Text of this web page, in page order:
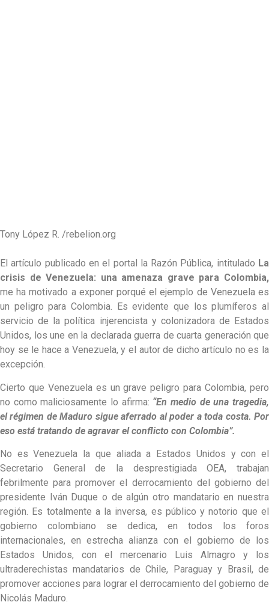
Tony López R. /rebelion.org
El artículo publicado en el portal la Razón Pública, intitulado La
crisis de Venezuela: una amenaza grave para Colombia,
me ha motivado a exponer porqué el ejemplo de Venezuela es
un peligro para Colombia. Es evidente que los plumíferos al
servicio de la política injerencista y colonizadora de Estados
Unidos, los une en la declarada guerra de cuarta generación que
hoy se le hace a Venezuela, y el autor de dicho artículo no es la
excepción.
Cierto que Venezuela es un grave peligro para Colombia, pero
no como maliciosamente lo afirma: “En medio de una tragedia,
el régimen de Maduro sigue aferrado al poder a toda costa. Por
eso está tratando de agravar el conflicto con Colombia”.
No es Venezuela la que aliada a Estados Unidos y con el
Secretario General de la desprestigiada OEA, trabajan
febrilmente para promover el derrocamiento del gobierno del
presidente Iván Duque o de algún otro mandatario en nuestra
región. Es totalmente a la inversa, es público y notorio que el
gobierno colombiano se dedica, en todos los foros
internacionales, en estrecha alianza con el gobierno de los
Estados Unidos, con el mercenario Luis Almagro y los
ultraderechistas mandatarios de Chile, Paraguay y Brasil, de
promover acciones para lograr el derrocamiento del gobierno de
Nicolás Maduro.